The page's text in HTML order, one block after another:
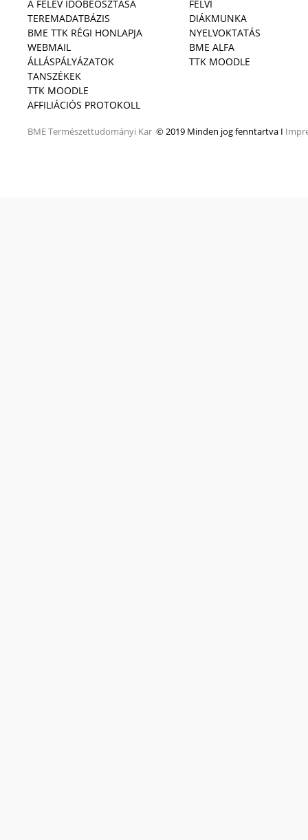
A FÉLÉV IDŐBEOSZTÁSA
TEREMADATBÁZIS
BME TTK RÉGI HONLAPJA
WEBMAIL
ÁLLÁSPÁLYÁZATOK
TANSZÉKEK
TTK MOODLE
AFFILIÁCIÓS PROTOKOLL
BMETermészettudományi Kar © 2019 Minden jog fenntartva I
FELVI
DIÁKMUNKA
NYELVOKTATÁS
BME ALFA
TTK MOODLE